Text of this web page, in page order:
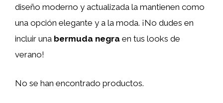
diseño moderno y actualizada la mantienen como
una opción elegante y a la moda. ¡No dudes en
incluir una bermuda negra en tus looks de
verano!
No se han encontrado productos.